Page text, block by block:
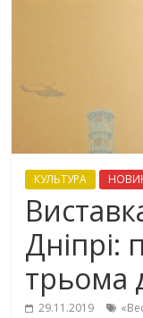
КУЛЬТУРА
Дніпрі:
трьома
29.11.2019